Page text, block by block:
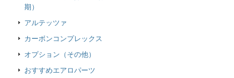
期）
アルテッツァ
カーボンコンプレックス
オプション（その他）
おすすめエアロパーツ